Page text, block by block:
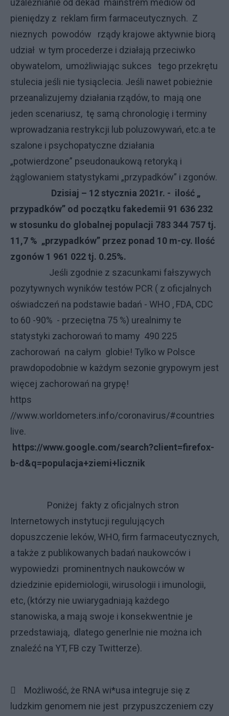
uzależnianie od dekad mainstrem mediów od
pieniędzy z reklam firm farmaceutycznych. Z
nieznych powodów rządy krajowe aktywnie biorą
udział w tym procederze i działają przeciwko
obywatelom, umożliwiając sukces tego przekrętu
stulecia jeśli nie tysiąclecia. Jeśli nawet pobieżnie
przeanalizujemy działania rządów, to mają one
jeden scenariusz, tę samą chronologię i terminy
wprowadzania restrykcji lub poluzowywań, etc.a te
szalone i psychopatyczne działania
„potwierdzone” pseudonaukową retoryką i
żąglowaniem statystykami „przypadków” i zgonów.
Dzisiaj – 12 stycznia 2021r. - ilość „
przypadków” od początku fakedemii 91 636 232
w stosunku do globalnej populacji 783 344 757 tj.
11,7 % „przypadków” przez ponad 10 m-cy. Ilość
zgonów 1 961 022 tj. 0.25%.
Jeśli zgodnie z szacunkami fałszywych
pozytywnych wyników testów PCR ( z oficjalnych
oświadczeń na podstawie badań - WHO , FDA, CDC
to 60 -90% - przeciętna 75 %) urealnimy te
statystyki zachorowań to mamy 490 225
zachorowań na całym globie! Tylko w Polsce
prawdopodobnie w każdym sezonie grypowym jest
więcej zachorowań na grypę!
https
//www.worldometers.info/coronavirus/#countries
live.
https://www.google.com/search?client=firefox-
b-d&q=populacja+ziemi+licznik
Poniżej fakty z oficjalnych stron
Internetowych instytucji regulujących
dopuszczenie leków, WHO, firm farmaceutycznych,
a także z publikowanych badań naukowców i
wypowiedzi prominentnych naukowców w
dziedzinie epidemiologii, wirusologii i imunologii,
etc, (którzy nie uwiarygadniają każdego
stanowiska, a mają swoje i konsekwentnie je
przedstawiają, dlatego generlnie nie można ich
znaleźć na YT, FB czy Twitterze).
 Możliwość, że RNA wi*usa integruje się z
ludzkim genomem nie jest przypuszczeniem czy